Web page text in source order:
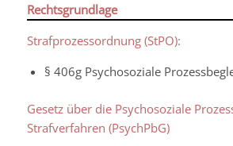
Rechtsgrundlage
Strafprozessordnung (StPO):
§ 406g Psychosoziale
Gesetz über die Psychosoziale
Strafverfahren (PsychPbG)